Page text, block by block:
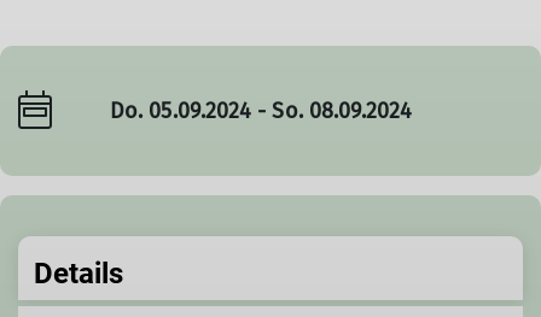
Do. 05.09.2024 - So. 08.09.2024
Details